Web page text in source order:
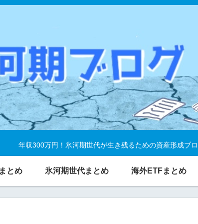
年収300万円！氷河期世代が生き残るための資産形成ブ
とめ 氷河期世代まとめ 海外ETFまとめ